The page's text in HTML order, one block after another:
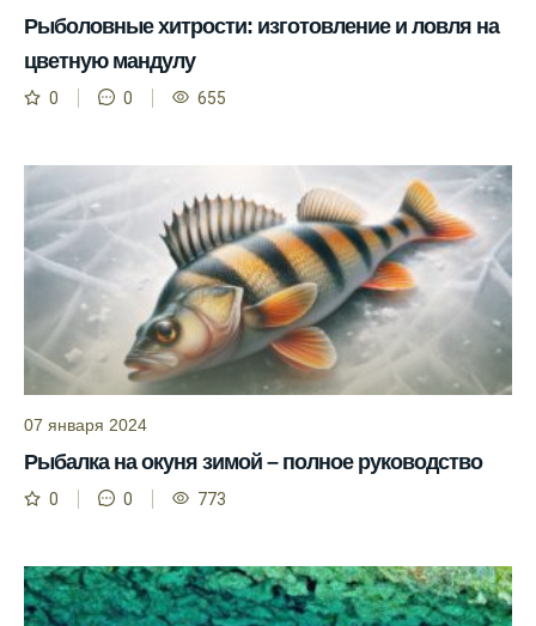
рыбалки и проверяйте прогноз клева.
Находитесь в Московской области? Это
прекрасное место для рыбалки, и прогноз
Прогноз клева учитывает разные факторы,
и это делает его надежным.
Я всегда учитываю фазы луны и погодные
условия при выборе дня для рыбалки.
Прогноз клева учитывает фазы луны и
изменения температуры воды для более
точных результатов.
Благодаря точному прогнозу, я смог
успешно ловить рыбу в Московской
области.
Мербуш сработал на славу.
Ожидается хороший улов в январе, с
Рыболовные хитрости: изготовление и ловля на
цветную мандулу
0 0 655
07 января 2024
Рыбалка на окуня зимой – полное руководство
0 0 773